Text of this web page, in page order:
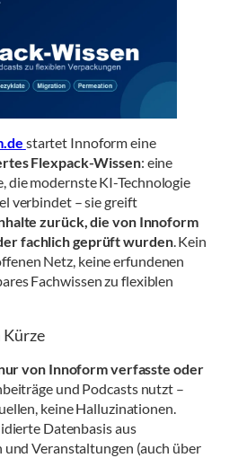
startet Innoform eine
Flexpack-Wissen: eine
die modernste KI-Technologie
verbindet – sie greift
zurück, die von Innoform
fachlich geprüft wurden. Kein
Netz, keine erfundenen
Fachwissen zu flexiblen
Kürze
von Innoform verfasste oder
und Podcasts nutzt –
keine Halluzinationen.
Datenbasis aus
und Veranstaltungen (auch über